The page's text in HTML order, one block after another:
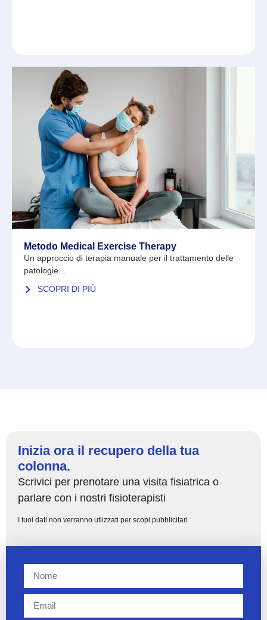
Metodo Medical Exercise Therapy
Un approccio di terapia manuale per il trattamento delle
patologie...
SCOPRI DI PIÙ
Inizia ora il recupero della tua
colonna.
Scrivici per prenotare una visita fisiatrica o
parlare con i nostri fisioterapisti
I tuoi dati non verranno utlizzati per scopi pubblicitari